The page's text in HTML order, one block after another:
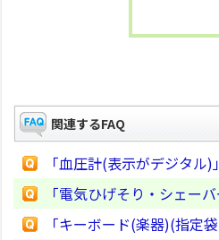
関連するFAQ
「血圧計(表示がデジタ
「電気ひげそり・シェー
「キーボード(楽器)(指定